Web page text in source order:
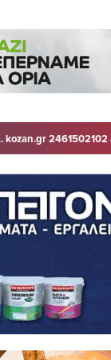
kozan.gr